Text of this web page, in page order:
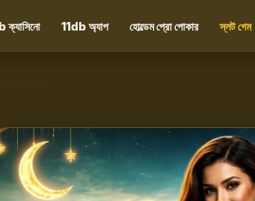
ক্যাসিনো 11db অ্যাপ হোল্ডেম প্রো পোকার স্লট গেম